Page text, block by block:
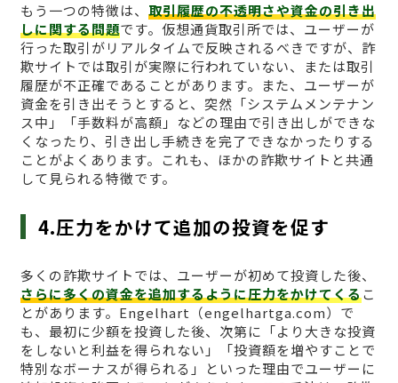
もう一つの特徴は、 取引履歴の不透明さや資金の引き出
しに関する問題です。仮想通貨取引所では、ユーザーが
行った取引がリアルタイムで反映されるべきですが、詐
欺サイトでは取引が実際に行われていない、または取引
履歴が不正確であることがあります。また、ユーザーが
資金を引き出そうとすると、突然「システムメンテナン
ス中」「手数料が高額」などの理由で引き出しができな
くなったり、引き出し手続きを完了できなかったりする
ことがよくあります。これも、ほかの詐欺サイトと共通
して見られる特徴です。
4.圧力をかけて追加の投資を促す
多くの詐欺サイトでは、ユーザーが初めて投資した後、
さらに多くの資金を追加するように圧力をかけてくるこ
とがあります。Engelhart（engelhartga.com）で
も、最初に少額を投資した後、次第に「より大きな投資
をしないと利益を得られない」「投資額を増やすことで
特別なボーナスが得られる」といった理由でユーザーに